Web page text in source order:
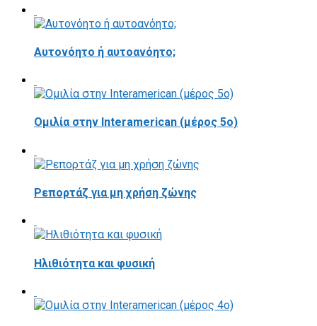
Αυτονόητο ή αυτοανόητο;
Ομιλία στην Interamerican (μέρος 5ο)
Ρεπορτάζ για μη χρήση ζώνης
Ηλιθιότητα και φυσική